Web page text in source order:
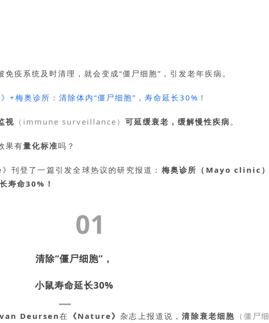
疫系统及时清理，就会变成“僵尸细胞”，引发老年疾病。
视 （immune surveillance） 可延缓衰老，缓解慢性疾病 。
果有量化标准吗？
刊登了一篇引发全球热议的研究报道： 梅奥诊所（Mayo clinic）
寿命30%！
01
清除“僵尸细胞”，
小鼠寿命延长30%
van Deursen在 《Nature》杂志上报道说，清除衰老细胞 （僵尸细